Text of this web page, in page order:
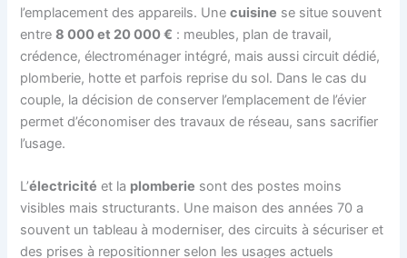
l’emplacement des appareils. Unecuisine se situe souvent
entre8 000 et 20 000 € : meubles, plan de travail,
crédence, électroménager intégré, mais aussi circuit dédié,
plomberie, hotte et parfois reprise du sol. Dans le cas du
couple, la décision de conserver l’emplacement de l’évier
permet d’économiser des travaux de réseau, sans sacrifier
l’usage.
L’électricité et la plomberie sont des postes moins
visibles mais structurants. Une maison des années 70 a
souvent un tableau à moderniser, des circuits à sécuriser et
des prises à repositionner selon les usages actuels